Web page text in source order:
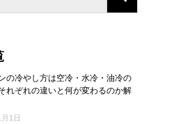
の冷やし方は空冷・水冷・油冷の
れぞれの違いと何が変わるのか解
1日